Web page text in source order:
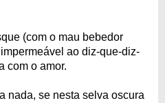
(com o mau bebedor
ao diz-que-diz-
com o amor.
nada, se nesta selva oscura